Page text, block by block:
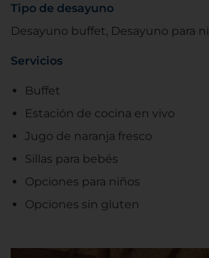
Tipo de desayuno
Desayuno buffet, Desayuno para
Servicios
Buffet
Estación de cocina en vivo
Jugo de naranja fresco
Sillas para bebés
Opciones para niños
Opciones sin gluten